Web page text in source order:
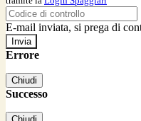
E-mail inviata, si prega di
Errore
Chiudi
Successo